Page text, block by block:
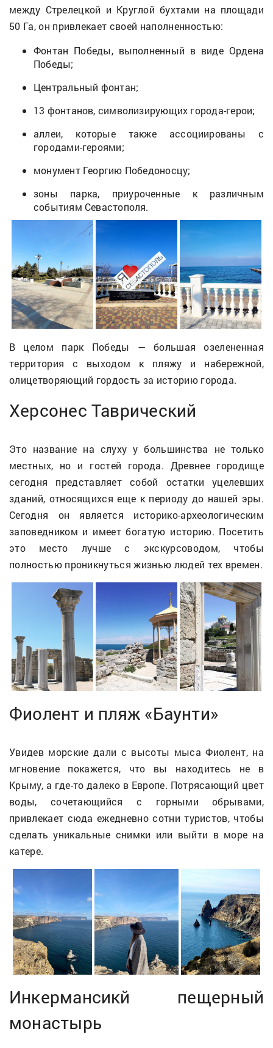
между Стрелецкой и Круглой бухтами на площади
50 Га, он привлекает своей наполненностью:
Фонтан Победы, выполненный в виде Ордена
Победы;
Центральный фонтан;
13 фонтанов, символизирующих города-герои;
аллеи, которые также ассоциированы с
городами-героями;
монумент Георгию Победоносцу;
зоны парка, приуроченные к различным
событиям Севастополя.
В целом парк Победы — большая озелененная
территория с выходом к пляжу и набережной,
олицетворяющий гордость за историю города.
Херсонес Таврический
Это название на слуху у большинства не только
местных, но и гостей города. Древнее городище
сегодня представляет собой остатки уцелевших
зданий, относящихся еще к периоду до нашей эры.
Сегодня он является историко-археологическим
заповедником и имеет богатую историю. Посетить
это место лучше с экскурсоводом, чтобы
полностью проникнуться жизнью людей тех времен.
Фиолент и пляж «Баунти»
Увидев морские дали с высоты мыса Фиолент, на
мгновение покажется, что вы находитесь не в
Крыму, а где-то далеко в Европе. Потрясающий цвет
воды, сочетающийся с горными обрывами,
привлекает сюда ежедневно сотни туристов, чтобы
сделать уникальные снимки или выйти в море на
катере.
Инкермансикй пещерный
монастырь